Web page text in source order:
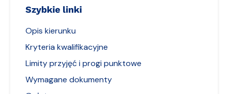
Szybkie linki
Opis kierunku
Kryteria kwalifikacyjne
Limity przyjęć i progi punktowe
Wymagane dokumenty